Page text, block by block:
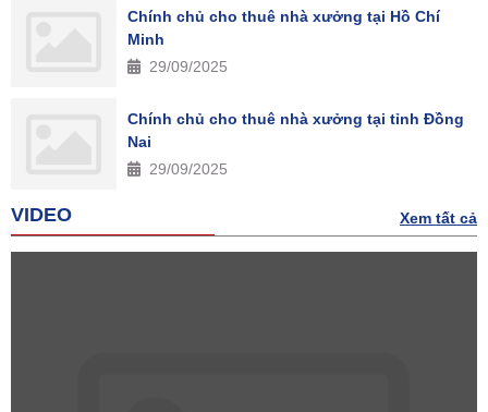
Chính chủ cho thuê nhà xưởng tại Hồ Chí
Minh
29/09/2025
Chính chủ cho thuê nhà xưởng tại tỉnh Đồng
Nai
29/09/2025
VIDEO Xem tất cả